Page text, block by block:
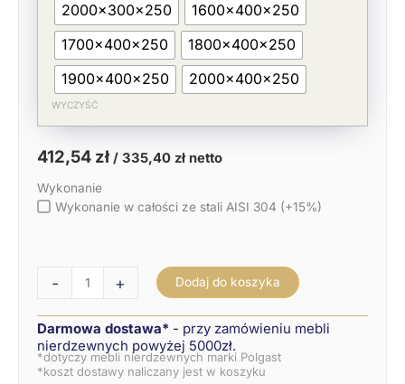
2000x300x250
1600x400x250
1700x400x250
1800x400x250
1900x400x250
2000x400x250
WYCZYŚĆ
412,54 zł / 335,40 złnetto
Wykonanie
Wykonanie w całości ze stali AISI 304 (+15%)
- + Dodaj do koszyka
Darmowa dostawa* - przy zamówieniu mebli
nierdzewnych powyżej 5000zł.
*dotyczy mebli nierdzewnych marki Polgast
*koszt dostawy naliczany jest w koszyku